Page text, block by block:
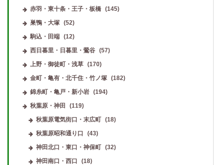
赤羽・東十条・王子・板橋
(145)
巣鴨・大塚
(52)
駒込・田端
(12)
西日暮里・日暮里・鶯谷
(57)
上野・御徒町・浅草
(170)
金町・亀有・北千住・竹ノ塚
(182)
錦糸町・亀戸・新小岩
(194)
秋葉原・神田
(119)
秋葉原電気街口・末広町 (18)
秋葉原昭和通り口
(43)
神田北口・東口・神保町 (32)
神田南口・西口
(18)